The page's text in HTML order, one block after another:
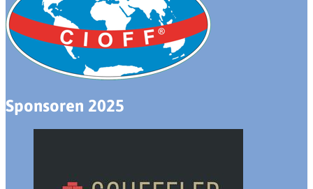
Sponsoren 2025